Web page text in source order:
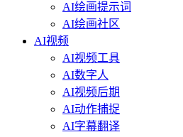
AI绘画提示词
AI绘画社区
AI视频
AI视频工具
AI数字人
AI视频后期
AI动作捕捉
AI字幕翻译